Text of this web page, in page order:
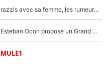
F1 : Charles Leclerc surpris par les paparazzis avec sa femme, les rumeurs étaient vraies !
Comme pour le final du Tour de France, Esteban Ocon propose un Grand Prix de Formule 1 à Paris : «Autour de l’Arc de Triomphe, ce serait génial» !